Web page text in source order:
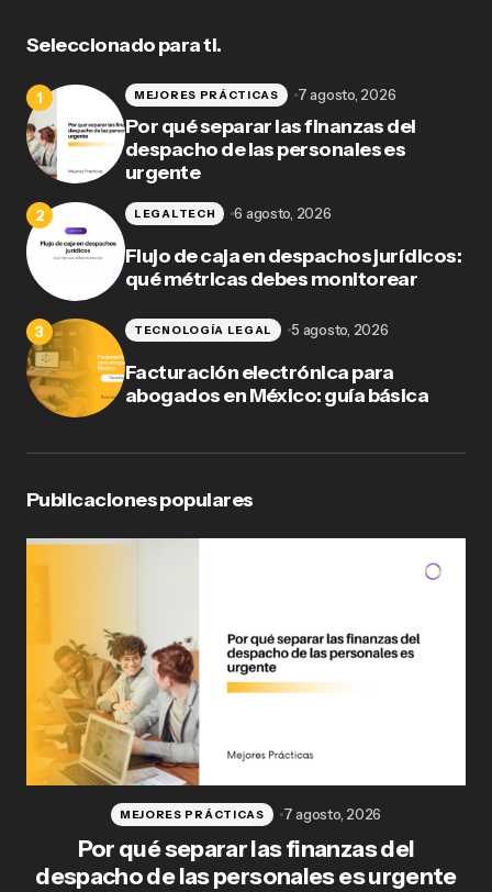
Seleccionado para ti.
Por qué separar las finanzas del
despacho de las personales es
urgente
MEJORES PRÁCTICAS 7 agosto, 2026
Flujo de caja en despachos jurídicos:
qué métricas debes monitorear
LEGALTECH 6 agosto, 2026
Facturación electrónica para
abogados en México: guía básica
TECNOLOGÍA LEGAL 5 agosto, 2026
Publicaciones populares
Por qué separar las finanzas del
despacho de las personales es urgente
MEJORES PRÁCTICAS 7 agosto, 2026